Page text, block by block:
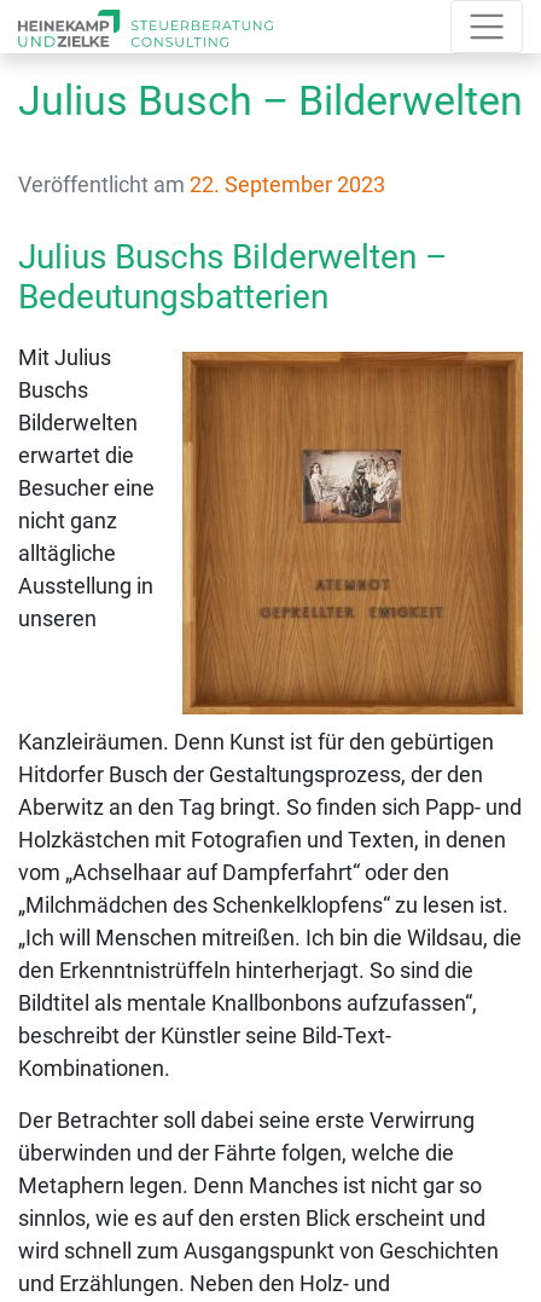
Julius Busch – Bilderwelten
Veröffentlicht am 22. September 2023
Julius Buschs Bilderwelten –
Bedeutungsbatterien
Mit Julius
Buschs
Bilderwelten
erwartet die
Besucher eine
nicht ganz
alltägliche
Ausstellung in
unseren
Kanzleiräumen. Denn Kunst ist für den gebürtigen
Hitdorfer Busch der Gestaltungsprozess, der den
Aberwitz an den Tag bringt. So finden sich Papp- und
Holzkästchen mit Fotografien und Texten, in denen
vom „Achselhaar auf Dampferfahrt“ oder den
„Milchmädchen des Schenkelklopfens“ zu lesen ist.
„Ich will Menschen mitreißen. Ich bin die Wildsau, die
den Erkenntnistrüffeln hinterherjagt. So sind die
Bildtitel als mentale Knallbonbons aufzufassen“,
beschreibt der Künstler seine Bild-Text-
Kombinationen.
Der Betrachter soll dabei seine erste Verwirrung
überwinden und der Fährte folgen, welche die
Metaphern legen. Denn Manches ist nicht gar so
sinnlos, wie es auf den ersten Blick erscheint und
wird schnell zum Ausgangspunkt von Geschichten
und Erzählungen. Neben den Holz- und